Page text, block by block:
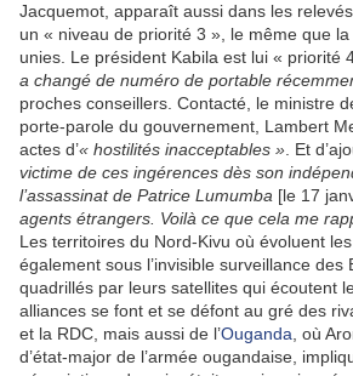
Jacquemot, apparaît aussi dans les
un « niveau de priorité 3 », le même que
unies. Le président Kabila est lui « priorité
a changé de numéro de portable
proches conseillers. Contacté, le ministre
porte-parole du gouvernement, Lambert
actes d’« hostilités inacceptables » . Et
victime de ces ingérences dès son
l’assassinat de Patrice Lumumba [le 17
agents étrangers. Voilà ce que cela me
Les territoires du Nord-Kivu où évoluent
également sous l’invisible surveillance des
quadrillés par leurs satellites qui écoutent
alliances se font et se défont au gré des
et la RDC, mais aussi de l’Ouganda , où
d’état-major de l’armée ougandaise,